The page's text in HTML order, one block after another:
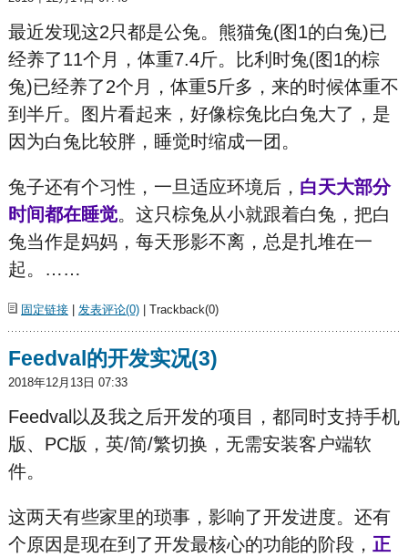
最近发现这2只都是公兔。熊猫兔(图1的白兔)已
经养了11个月，体重7.4斤。比利时兔(图1的棕
兔)已经养了2个月，体重5斤多，来的时候体重不
到半斤。图片看起来，好像棕兔比白兔大了，是
因为白兔比较胖，睡觉时缩成一团。
兔子还有个习性，一旦适应环境后， 白天大部分
时间都在睡觉。这只棕兔从小就跟着白兔，把白
兔当作是妈妈，每天形影不离，总是扎堆在一
起。……
固定链接| 发表评论(0)| Trackback(0)
Feedval的开发实况(3)
2018年12月13日 07:33
Feedval以及我之后开发的项目，都同时支持手机
版、PC版，英/简/繁切换，无需安装客户端软
件。
这两天有些家里的琐事，影响了开发进度。还有
个原因是现在到了开发最核心的功能的阶段， 正